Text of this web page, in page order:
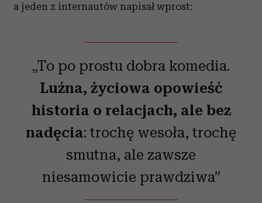
a jeden z internautów napisał wprost:
„To po prostu dobra komedia.
Luźna, życiowa opowieść
historia o relacjach, ale bez
nadęcia: trochę wesoła, trochę
smutna, ale zawsze
niesamowicie prawdziwa”